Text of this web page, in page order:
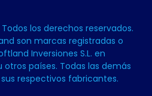
los derechos reservados.
son marcas registradas o
Inversiones S.L. en
países. Todas las demás
respectivos fabricantes.